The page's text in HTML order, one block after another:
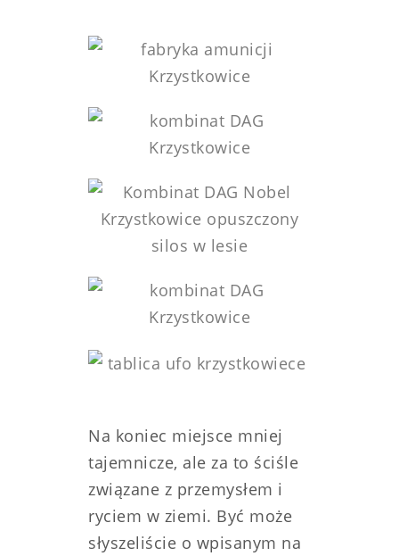
Na koniec miejsce mniej
tajemnicze, ale za to ściśle
związane z przemysłem i
ryciem w ziemi. Być może
słyszeliście o wpisanym na